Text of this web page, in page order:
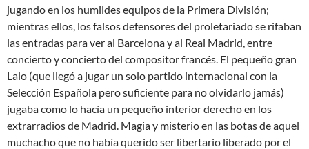
jugando en los humildes equipos de la Primera División;
mientras ellos, los falsos defensores del proletariado se rifaban
las entradas para ver al Barcelona y al Real Madrid, entre
concierto y concierto del compositor francés. El pequeño gran
Lalo (que llegó a jugar un solo partido internacional con la
Selección Española pero suficiente para no olvidarlo jamás)
jugaba como lo hacía un pequeño interior derecho en los
extrarradios de Madrid. Magia y misterio en las botas de aquel
muchacho que no había querido ser libertario liberado por el